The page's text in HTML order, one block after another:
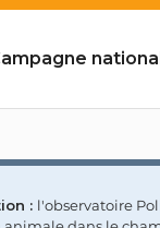
: l'observatoire